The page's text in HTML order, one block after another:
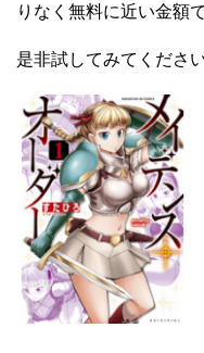
りなく無料に近い金額
是非試してみてください